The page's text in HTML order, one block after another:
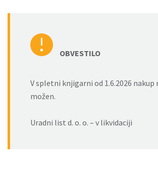
OBVESTILO
V spletni knjigarni od 1.6.2026 nakup
možen.
Uradni list d. o. o. – v likvidaciji